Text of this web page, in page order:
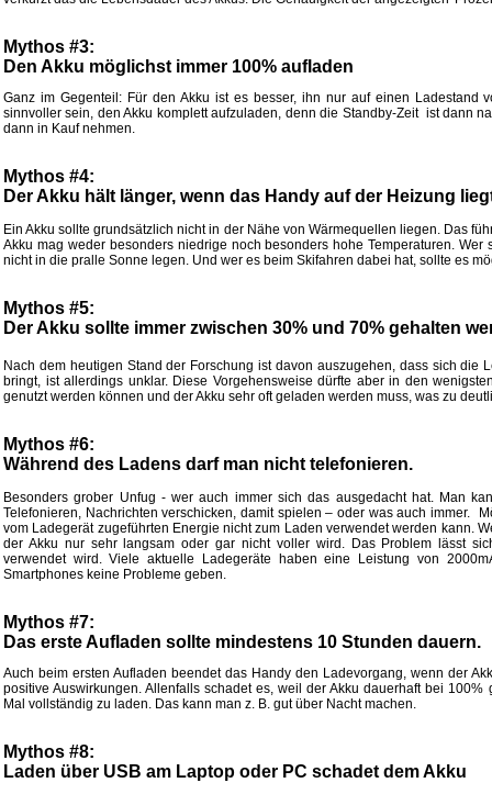
Mythos #3:
Den Akku möglichst immer 100% aufladen
Ganz im Gegenteil: Für den Akku ist es besser, ihn nur auf einen
sinnvoller sein, den Akku komplett aufzuladen, denn die Standby-Zeit ist dann
dann in Kauf nehmen.
Mythos #4:
Der Akku hält länger, wenn das Handy auf der Heizung
Ein Akku sollte grundsätzlich nicht in der Nähe von Wärmequellen liegen. Das
Akku mag weder besonders niedrige noch besonders hohe Temperaturen.
nicht in die pralle Sonne legen. Und wer es beim Skifahren dabei hat, sollte es
Mythos #5:
Der Akku sollte immer zwischen 30% und 70% gehalten
Nach dem heutigen Stand der Forschung ist davon auszugehen, dass sich die
bringt, ist allerdings unklar. Diese Vorgehensweise dürfte aber in den
genutzt werden können und der Akku sehr oft geladen werden muss, was zu
Mythos #6:
Während des Ladens darf man nicht telefonieren.
Besonders grober Unfug - wer auch immer sich das ausgedacht hat. Man
Telefonieren, Nachrichten verschicken, damit spielen – oder was auch immer.
vom Ladegerät zugeführten Energie nicht zum Laden verwendet werden kann.
der Akku nur sehr langsam oder gar nicht voller wird. Das Problem lässt
verwendet wird. Viele aktuelle Ladegeräte haben eine Leistung von
Smartphones keine Probleme geben.
Mythos #7:
Das erste Aufladen sollte mindestens 10 Stunden dauern.
Auch beim ersten Aufladen beendet das Handy den Ladevorgang, wenn der
positive Auswirkungen. Allenfalls schadet es, weil der Akku dauerhaft bei
Mal vollständig zu laden. Das kann man z. B. gut über Nacht machen.
Mythos #8:
Laden über USB am Laptop oder PC schadet dem Akku